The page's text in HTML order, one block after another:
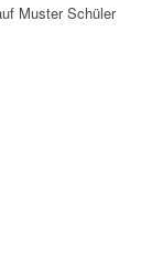
Muster Schüler